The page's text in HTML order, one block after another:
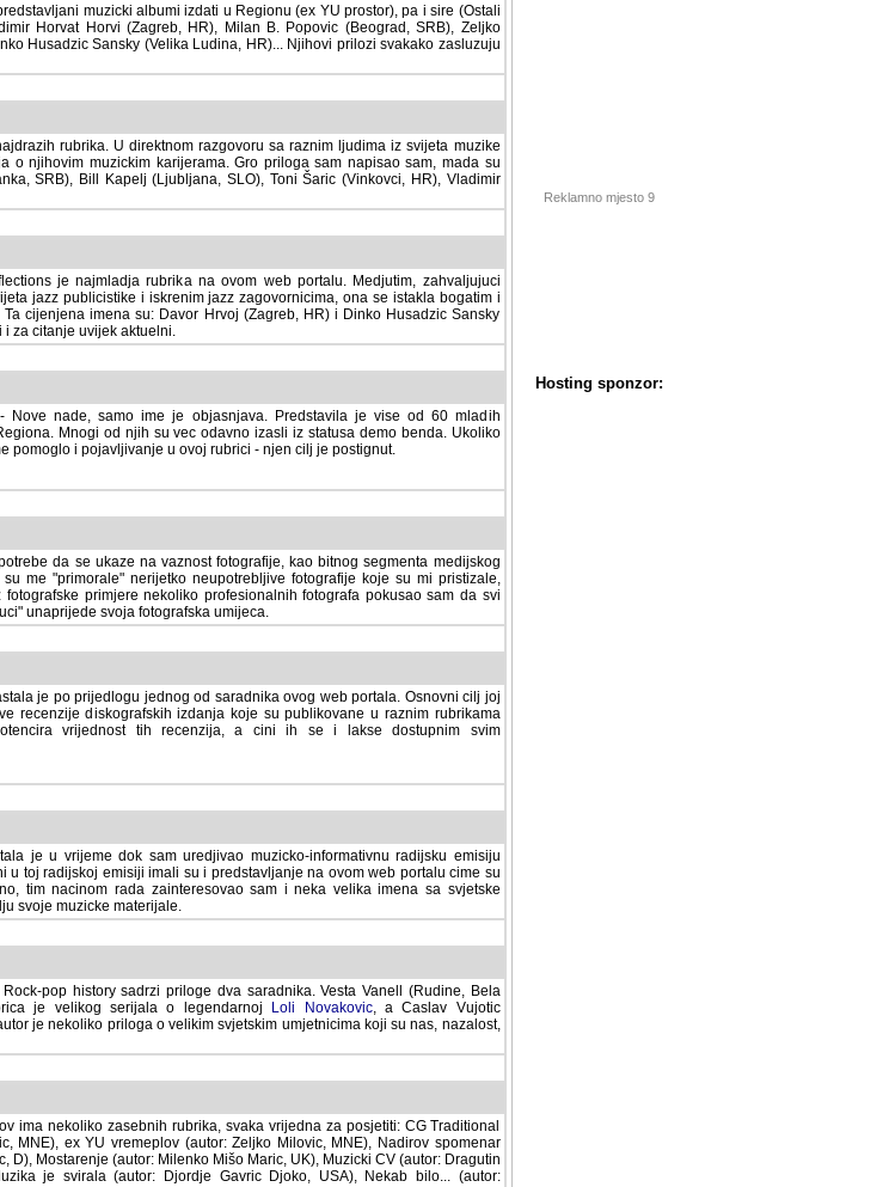
muzicki albumi izdati u Regionu (ex YU prostor), pa i sire (Ostali
Horvat Horvi (Zagreb, HR), Milan B. Popovic (Beograd, SRB), Zeljko Milovic
Sansky (Velika Ludina, HR)... Njihovi prilozi svakako zasluzuju da se
rubrika. U direktnom razgovoru sa raznim ljudima iz svijeta muzike
o njihovim muzickim karijerama. Gro priloga sam napisao sam, mada su
SRB), Bill Kapelj (Ljubljana, SLO), Toni Šaric (Vinkovci, HR), Vladimir
je najmladja rubrika na ovom web portalu. Medjutim, zahvaljujuci veliki
publicistike i iskrenim jazz zagovornicima, ona se istakla bogatim i
cijenjena imena su: Davor Hrvoj (Zagreb, HR) i Dinko Husadzic Sansky
za citanje uvijek aktuelni.
Nove nade, samo ime je objasnjava. Predstavila je vise od 60 mladih
Mnogi od njih su vec odavno izasli iz statusa demo benda. Ukoliko im
i pojavljivanje u ovoj rubrici - njen cilj je postignut.
da se ukaze na vaznost fotografije, kao bitnog segmenta medijskog
me "primorale" nerijetko neupotrebljive fotografije koje su mi pristizale,
primjere nekoliko profesionalnih fotografa pokusao sam da svi
unaprijede svoja fotografska umijeca.
je po prijedlogu jednog od saradnika ovog web portala. Osnovni cilj joj
recenzije diskografskih izdanja koje su publikovane u raznim rubrikama
vrijednost tih recenzija, a cini ih se i lakse dostupnim svim
je u vrijeme dok sam uredjivao muzicko-informativnu radijsku emisiju
u toj radijskoj emisiji imali su i predstavljanje na ovom web portalu cime su
tim nacinom rada zainteresovao sam i neka velika imena sa svjetske
svoje muzicke materijale.
pop history sadrzi priloge dva saradnika. Vesta Vanell (Rudine, Bela
je velikog serijala o legendarnoj
Loli Novakovic, a Caslav Vujotic
je nekoliko priloga o velikim svjetskim umjetnicima koji su nas, nazalost,
ima nekoliko zasebnih rubrika, svaka vrijedna za posjetiti: CG Traditional
MNE), ex YU vremeplov (autor: Zeljko Milovic, MNE), Nadirov spomenar
D), Mostarenje (autor: Milenko Mišo Maric, UK), Muzicki CV (autor: Dragutin
je svirala (autor: Djordje Gavric Djoko, USA), Nekab bilo... (autor: